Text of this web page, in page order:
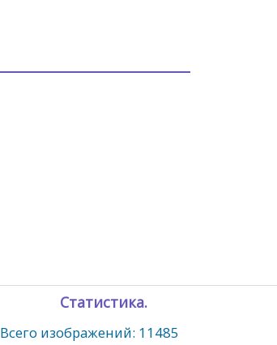
Статистика.
Всего изображений: 11485